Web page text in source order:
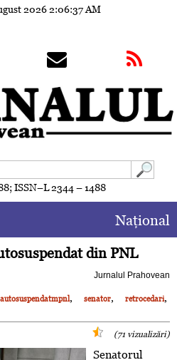
2026 2:06:40 AM
ISSN–L 2344 – 1488
Naţional
din PNL
Jurnalul Prahovean
autosuspendatmpnl, senator, retrocedari,
(71 vizualizări)
Senatorul